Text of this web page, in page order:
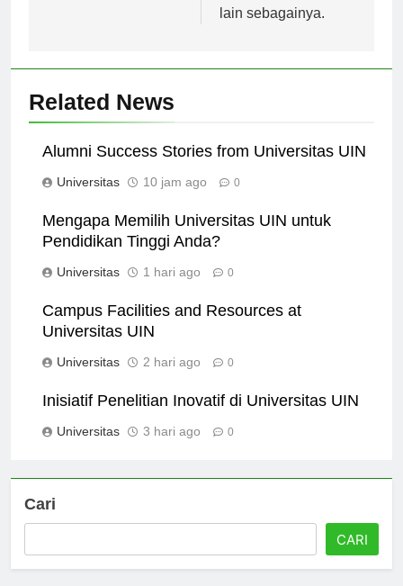
lain sebagainya.
Related News
Alumni Success Stories from Universitas UIN
Universitas 10 jam ago 0
Mengapa Memilih Universitas UIN untuk
Pendidikan Tinggi Anda?
Universitas 1 hari ago 0
Campus Facilities and Resources at
Universitas UIN
Universitas 2 hari ago 0
Inisiatif Penelitian Inovatif di Universitas UIN
Universitas 3 hari ago 0
Cari
CARI